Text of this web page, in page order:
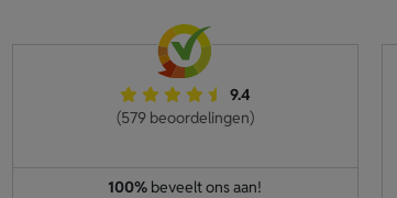
9.4
(579 beoordelingen)
100% beveelt ons aan!